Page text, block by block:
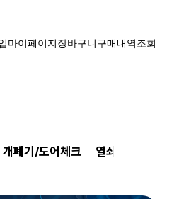
마이페이지장바구니구매내역조회
개폐기/도어체크 열쇠고리